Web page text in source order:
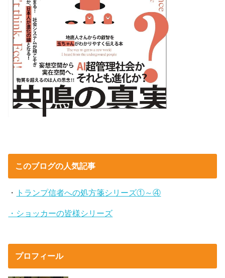
このブログの人気記事
・ トランプ信者への処方箋シリーズ①～④
・ショッカーの皆様シリーズ
プロフィール